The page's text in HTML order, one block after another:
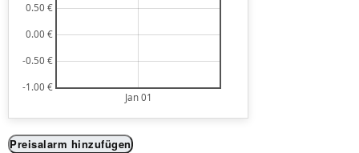
Jan 01
-1.00 €
-0.50 €
0.00 €
0.50 €
Preisalarm hinzufügen